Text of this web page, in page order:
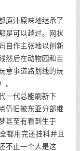
原汁原味地继承了
是可以越过。网状
自作主张地以创新
然后在动物园和吉
意事道路划线的玩
。
一代总能刷新下
仍旧被东亚分部继
甚至有看到生于
都用完还挂科并且
不止一个人是这